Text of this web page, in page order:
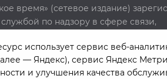
время» (сетевое издание)
по надзору в сфере связи,
Эл №ФС77-82958. Учредитель:
организация
использует сервис веб-
— Яндекс), сервис Яндекс
и улучшения качества